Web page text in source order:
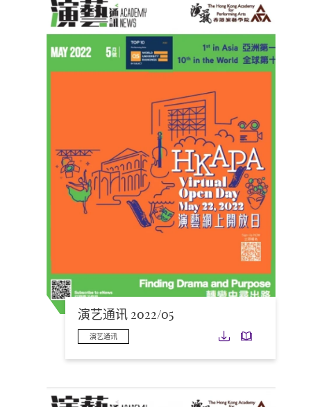
演艺通讯 2022/05
演艺通讯 下载